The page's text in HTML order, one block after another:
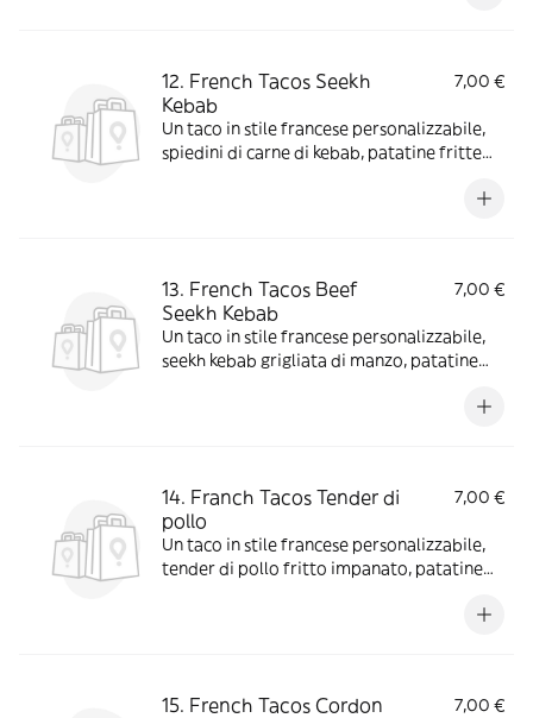
12. French Tacos Seekh
Kebab
7,00 €
Un taco in stile francese personalizzabile,
spiedini di carne di kebab, patatine fritte
13. French Tacos Beef
Seekh Kebab
7,00 €
Un taco in stile francese personalizzabile,
seekh kebab grigliata di manzo, patatine
14. Franch Tacos Tender di
pollo
7,00 €
Un taco in stile francese personalizzabile,
tender di pollo fritto impanato, patatine
15. French Tacos Cordon
7,00 €